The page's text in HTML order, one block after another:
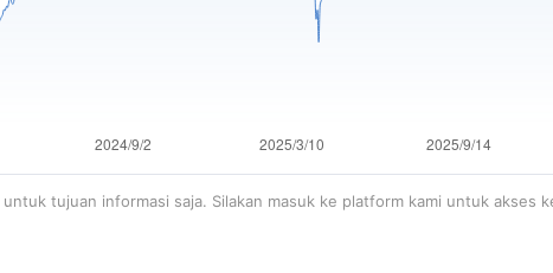
tujuan informasi saja. Silakan masuk ke platform kami untuk akses